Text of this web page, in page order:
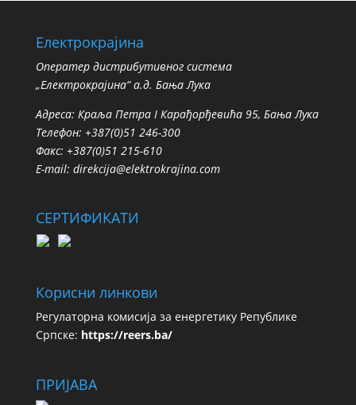
Електрокрајина
Oператер дистрибутивног система
„Електрокрајина“ а.д. Бања Лука
Адреса: Краља Петра I Карађорђевића 95, Бања Лука
Телефон: +387(0)51 246-300
Факс: +387(0)51 215-610
E-mail: direkcija@elektrokrajina.com
СЕРТИФИКАТИ
Корисни линкови
Регулаторна комисија за енергетику Републике
Српске: https://reers.ba/
ПРИЈАВА